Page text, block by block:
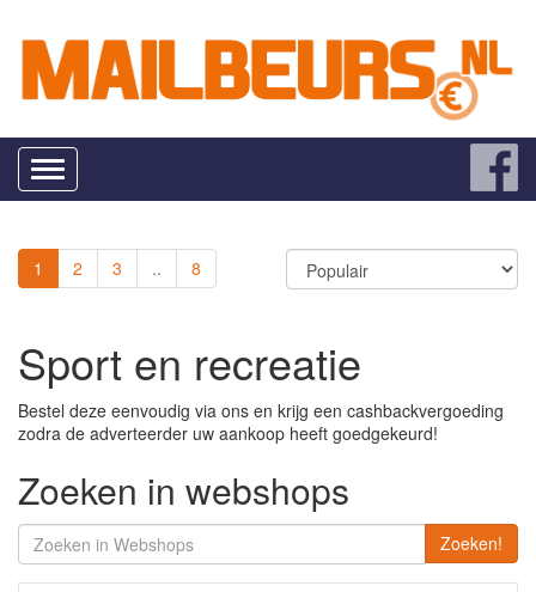
Toggle
navigation
1 2 3 .. 8
Sport en recreatie
Bestel deze eenvoudig via ons en krijg een cashbackvergoeding
zodra de adverteerder uw aankoop heeft goedgekeurd!
Zoeken in webshops
Zoeken!